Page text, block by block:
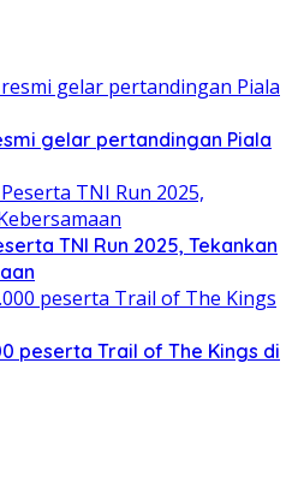
gelar pertandingan Piala
TNI Run 2025, Tekankan
peserta Trail of The Kings di